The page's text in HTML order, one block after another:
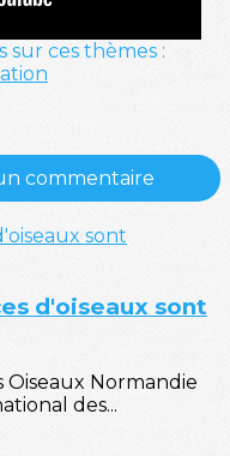
sur ces thèmes :
commentaire
d'oiseaux sont
Normandie
des...